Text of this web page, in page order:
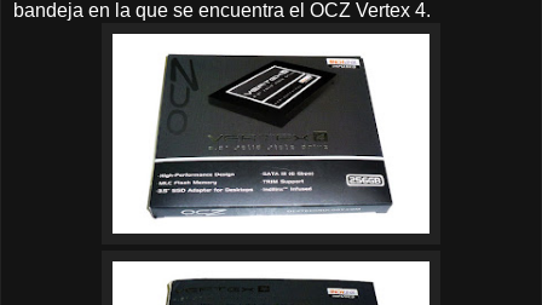
bandeja en la que se encuentra el OCZ Vertex 4.